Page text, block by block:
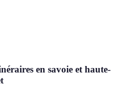
en savoie et haute-